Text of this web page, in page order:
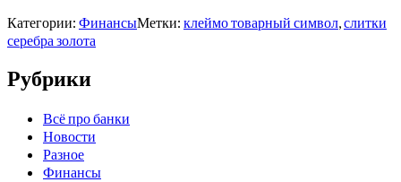
Категории: ФинансыМетки: клеймо товарный символ,слитки
серебра золота
Рубрики
Всё про банки
Новости
Разное
Финансы